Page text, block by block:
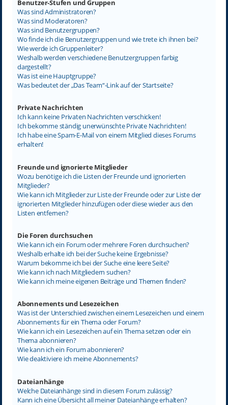
Benutzer-Stufen und Gruppen
Was sind Administratoren?
Was sind Moderatoren?
Was sind Benutzergruppen?
Wo finde ich die Benutzergruppen und wie trete ich ihnen bei?
Wie werde ich Gruppenleiter?
Weshalb werden verschiedene Benutzergruppen farbig
dargestellt?
Was ist eine Hauptgruppe?
Was bedeutet der „Das Team“-Link auf der Startseite?
Private Nachrichten
Ich kann keine Privaten Nachrichten verschicken!
Ich bekomme ständig unerwünschte Private Nachrichten!
Ich habe eine Spam-E-Mail von einem Mitglied dieses Forums
erhalten!
Freunde und ignorierte Mitglieder
Wozu benötige ich die Listen der Freunde und ignorierten
Mitglieder?
Wie kann ich Mitglieder zur Liste der Freunde oder zur Liste der
ignorierten Mitglieder hinzufügen oder diese wieder aus den
Listen entfernen?
Die Foren durchsuchen
Wie kann ich ein Forum oder mehrere Foren durchsuchen?
Weshalb erhalte ich bei der Suche keine Ergebnisse?
Warum bekomme ich bei der Suche eine leere Seite?
Wie kann ich nach Mitgliedern suchen?
Wie kann ich meine eigenen Beiträge und Themen finden?
Abonnements und Lesezeichen
Was ist der Unterschied zwischen einem Lesezeichen und einem
Abonnements für ein Thema oder Forum?
Wie kann ich ein Lesezeichen auf ein Thema setzen oder ein
Thema abonnieren?
Wie kann ich ein Forum abonnieren?
Wie deaktiviere ich meine Abonnements?
Dateianhänge
Welche Dateianhänge sind in diesem Forum zulässig?
Kann ich eine Übersicht all meiner Dateianhänge erhalten?